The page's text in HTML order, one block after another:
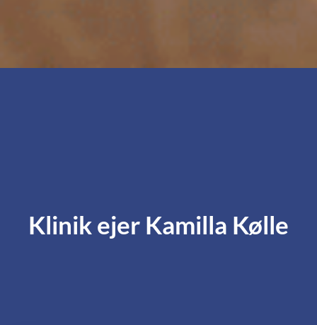
Klinik ejer Kamilla Kølle